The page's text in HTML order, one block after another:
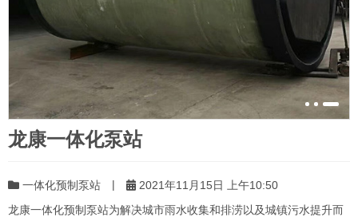
龙康一体化泵站
一体化预制泵站 |
2021年11月15日 上午10:50
龙康一体化预制泵站为解决城市雨水收集和排涝以及城镇污水提升而